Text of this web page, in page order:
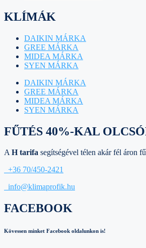
KLÍMÁK
DAIKIN MÁRKA
GREE MÁRKA
MIDEA MÁRKA
SYEN MÁRKA
DAIKIN MÁRKA
GREE MÁRKA
MIDEA MÁRKA
SYEN MÁRKA
FŰTÉS 40%-KAL
AH tarifa segítségével télen akár fél áron
+36 70/450-2421
info@klimaprofik.hu
FACEBOOK
Kövessen minket Facebook oldalunkon is!